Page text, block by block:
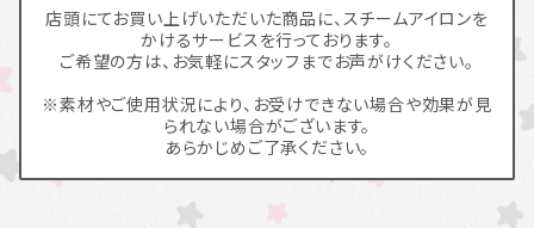
店頭にてお買い上げいただいた商品に、スチームアイロンを
かけるサービスを行っております。
ご希望の方は、お気軽にスタッフまでお声がけください。
※素材やご使用状況により、お受けできない場合や効果が見
られない場合がございます。
あらかじめご了承ください。